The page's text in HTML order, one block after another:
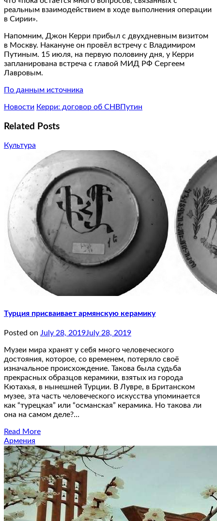
реальным взаимодействием в ходе выполнения операции
в Сирии».
Напомним, Джон Керри прибыл с двухдневным визитом
в Москву. Накануне он провёл встречу с Владимиром
Путиным. 15 июля, на первую половину дня, у Керри
запланирована встреча с главой МИД РФ Сергеем
Лавровым.
По данным источника
Новости Керри: договор об СНВПутин
Related Posts
Культура
Турция присваивает армянскую керамику
Posted on July 28, 2019July 28, 2019
Музеи мира хранят у себя много человеческого
достояния, которое, со временем, потеряло своё
изначальное происхождение. Такова была судьба
прекрасных образцов керамики, взятых из города
Кютахья, в нынешней Турции. В Лувре, в Британском
музее, эта часть человеческого искусства упоминается
как “турецкая” или “османская” керамика. Но такова ли
она на самом деле?…
Read More
Армения